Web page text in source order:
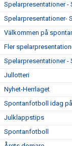
Spelarpresentationer -
Spelarpresentationer-
Välkommen på
Fler
Spelarpresentationer -
Jullotteri
Nyhet-Herrlaget
Spontanfotboll idag
Julklappstips
Spontanfotboll